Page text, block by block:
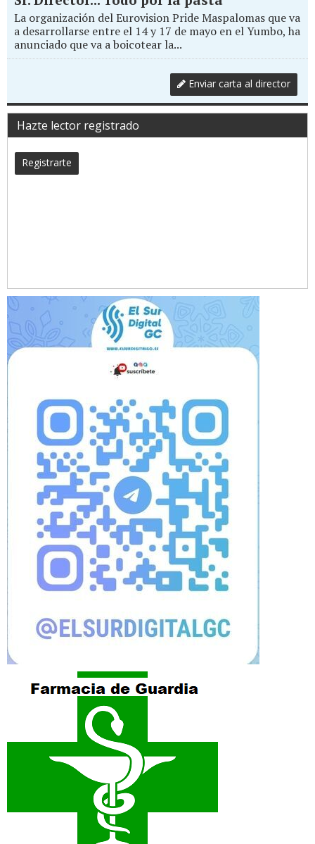
La organización del Eurovision Pride Maspalomas que va
a desarrollarse entre el 14 y 17 de mayo en el Yumbo, ha
anunciado que va a boicotear la...
Enviar carta al director
Hazte lector registrado
Registrarte